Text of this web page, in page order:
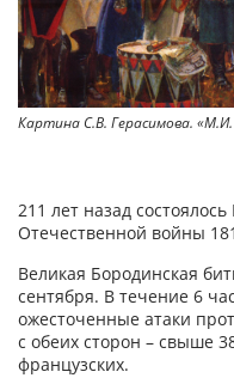
Картина С.В. Герасимова.
211 лет назад
Отечественной войны
Великая Бородинская
сентября. В течение 6
ожесточенные атаки
с обеих сторон – свыше
французских.